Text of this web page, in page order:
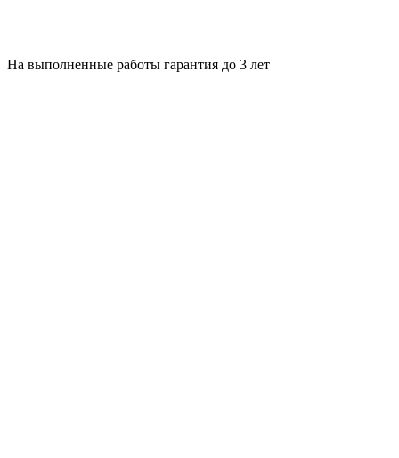
На выполненные работы гарантия до 3 лет